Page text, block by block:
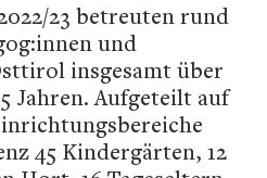
23 betreuten rund
und
insgesamt über
Jahren. Aufgeteilt auf
45 Kindergärten, 12